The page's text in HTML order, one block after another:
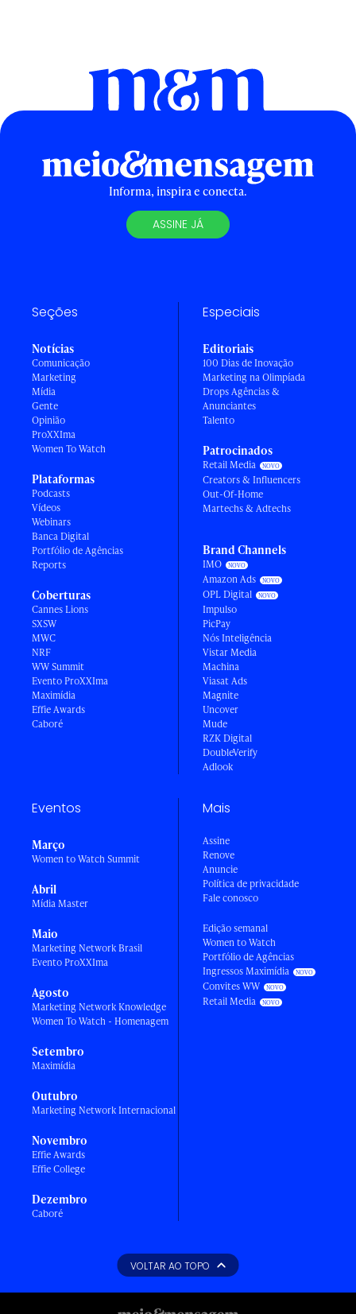
Informa, inspira e conecta.
ASSINE JÁ
Seções
Notícias
Comunicação
Marketing
Mídia
Gente
Opinião
ProXXIma
Women To Watch
Plataformas
Podcasts
Vídeos
Webinars
Banca Digital
Portfólio de Agências
Reports
Coberturas
Cannes Lions
SXSW
MWC
NRF
WW Summit
Evento ProXXIma
Maximídia
Effie Awards
Caboré
Especiais
Editoriais
100 Dias de Inovação
Marketing na Olimpíada
Drops Agências &
Anunciantes
Talento
Patrocinados
Retail Media
Creators & Influencers
Out-Of-Home
Martechs & Adtechs
Brand Channels
IMO
Amazon Ads
OPL Digital
Impulso
PicPay
Nós Inteligência
Vistar Media
Machina
Viasat Ads
Magnite
Uncover
Mude
RZK Digital
DoubleVerify
Adlook
Eventos
Março
Women to Watch Summit
Abril
Mídia Master
Maio
Marketing Network Brasil
Evento ProXXIma
Agosto
Marketing Network Knowledge
Women To Watch - Homenagem
Setembro
Maximídia
Outubro
Marketing Network Internacional
Novembro
Effie Awards
Effie College
Dezembro
Caboré
Mais
Assine
Renove
Anuncie
Política de privacidade
Fale conosco
Edição semanal
Women to Watch
Portfólio de Agências
Ingressos Maximídia
Convites WW
Retail Media
VOLTAR AO TOPO